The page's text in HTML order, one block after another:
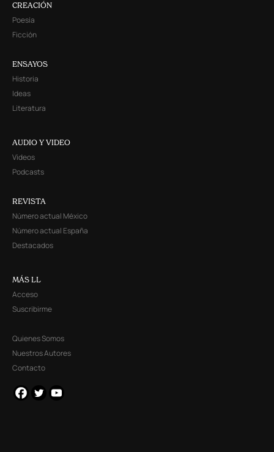
CREACIÓN
Poesía
Ficción
ENSAYOS
Historia
Ideas
Literatura
AUDIO Y VIDEO
Videos
Podcasts
REVISTA
Número actual México
Número actual España
Destacados
MÁS LL
Acceso
Suscribirme
Quienes Somos
Nuestros Autores
Contacto